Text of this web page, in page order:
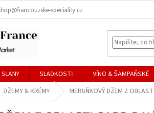
speciality.cz
SLANY SLADKOSTI VÍNO & ŠAMPAŇSKÉ
DŽEMY & KRÉMY MERUŇKOVÝ DŽEM Z